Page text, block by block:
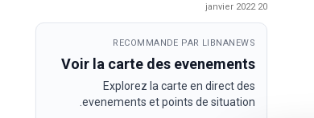
20 janvier 2022
RECOMMANDE PAR LIBNANEWS
Voir la carte des evenements
Explorez la carte en direct des
evenements et points de situation.